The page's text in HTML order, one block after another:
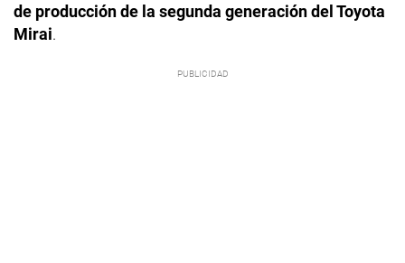
de producción de la segunda generación del Toyota
Mirai.